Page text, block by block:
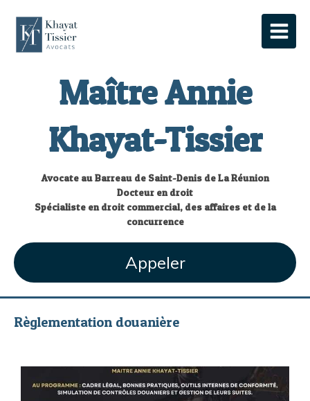
Maître Annie
Khayat-Tissier
Avocate au Barreau de Saint-Denis de La Réunion
Docteur en droit
Spécialiste en droit commercial, des affaires et de la
concurrence
Appeler
Règlementation douanière